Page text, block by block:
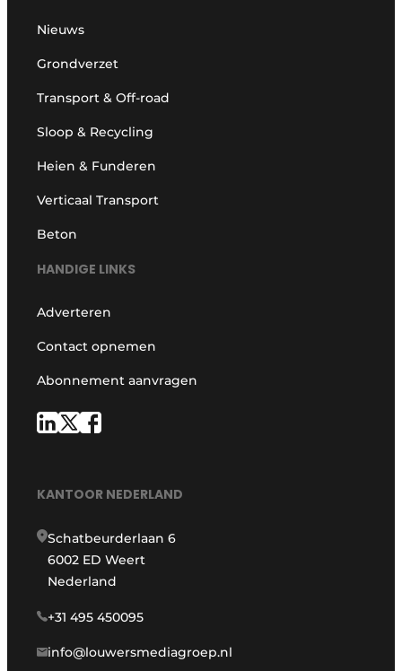
Nieuws
Grondverzet
Transport & Off-road
Sloop & Recycling
Heien & Funderen
Verticaal Transport
Beton
HANDIGE LINKS
Adverteren
Contact opnemen
Abonnement aanvragen
KANTOOR NEDERLAND
Schatbeurderlaan 6
6002 ED Weert
Nederland
+31 495 450095
info@louwersmediagroep.nl